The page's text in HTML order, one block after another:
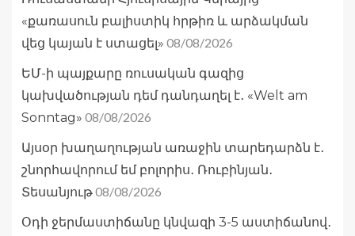
«քառասուն բալիստիկ հրթիռ և արձակման
վեց կայան է ստացել» 08/08/2026
ԵՄ-ի պայքարը ռուսական գազից
կախվածության դեմ դանդաղել է․ «Welt am
Sonntag» 08/08/2026
Այսօր խաղաղության առաջին տարեդարձն է․
շնորհավորում եմ բոլորիս․ Ռուբինյան․
Տեսանյութ08/08/2026
Օդի ջերմաստիճանը կնվազի 3-5 աստիճանով․